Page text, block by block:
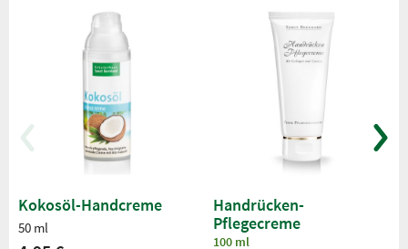
Kokosöl-Handcreme
50 ml
Handrücken-
Pflegecreme
100 ml